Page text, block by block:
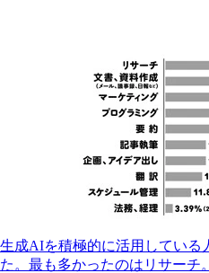
生成AIを積極的に活用している
た。最も多かったのはリサーチ